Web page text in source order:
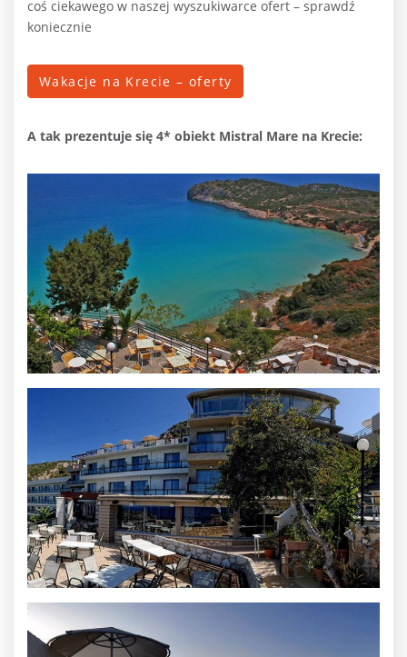
coś ciekawego w naszej wyszukiwarce ofert – sprawdź
koniecznie
Wakacje na Krecie – oferty
A tak prezentuje się 4* obiekt Mistral Mare na Krecie: